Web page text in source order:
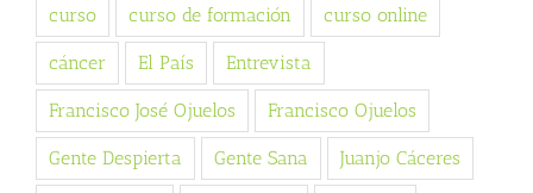
curso curso de formación curso online
cáncer El País Entrevista
Francisco José Ojuelos Francisco Ojuelos
Gente Despierta Gente Sana Juanjo Cáceres